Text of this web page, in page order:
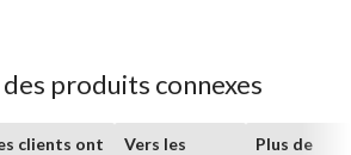
produits connexes
clients ont
Vers les
Plus de